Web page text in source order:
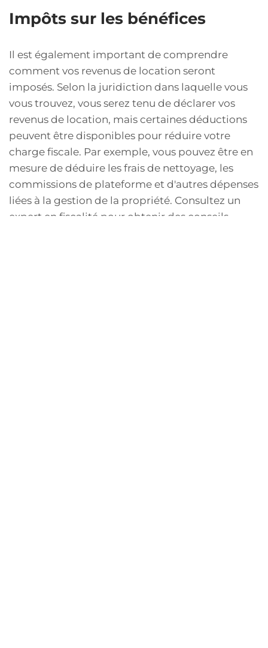
Impôts sur les bénéfices
Il est également important de comprendre
comment vos revenus de location seront
imposés. Selon la juridiction dans laquelle vous
vous trouvez, vous serez tenu de déclarer vos
revenus de location, mais certaines déductions
peuvent être disponibles pour réduire votre
charge fiscale. Par exemple, vous pouvez être en
mesure de déduire les frais de nettoyage, les
commissions de plateforme et d'autres dépenses
liées à la gestion de la propriété. Consultez un
expert en fiscalité pour obtenir des conseils